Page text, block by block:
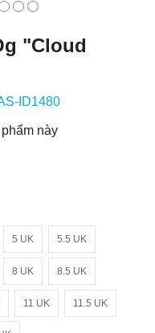
"Cloud
ID1480
này
5 UK 5.5 UK
8 UK 8.5 UK
11 UK 11.5 UK